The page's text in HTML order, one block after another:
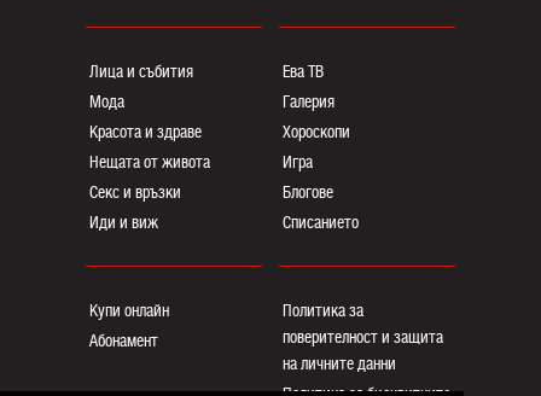
Лица и събития
Мода
Красота и здраве
Нещата от живота
Секс и връзки
Иди и виж
Ева ТВ
Галерия
Хороскопи
Игра
Блогoве
Списанието
Купи онлайн
Абонамент
Политика за
поверителност и защита
на личните данни